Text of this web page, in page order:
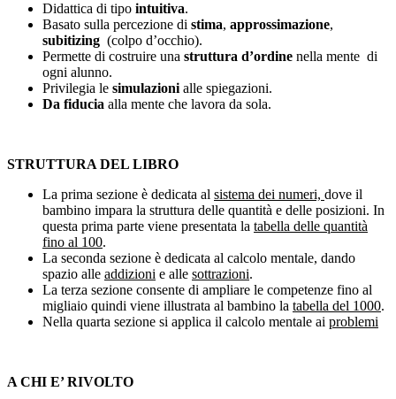
Didattica di tipo intuitiva.
Basato sulla percezione di stima, approssimazione,
subitizing (colpo d’occhio).
Permette di costruire una struttura d’ordine nella mente di
ogni alunno.
Privilegia le simulazionialle spiegazioni.
Da fiducia alla mente che lavora da sola.
STRUTTURA DEL LIBRO
La prima sezione è dedicata al sistema dei numeri, dove il
bambino impara la struttura delle quantità e delle posizioni. In
questa prima parte viene presentata la tabella delle quantità
fino al 100.
La seconda sezione è dedicata al calcolo mentale, dando
spazio alle addizioni e alle sottrazioni.
La terza sezione consente di ampliare le competenze fino al
migliaio quindi viene illustrata al bambino la tabella del 1000.
Nella quarta sezione si applica il calcolo mentale ai problemi
A CHI E’ RIVOLTO